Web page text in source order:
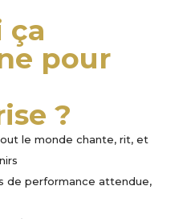
ça
pour
?
le monde chante, rit, et
de performance attendue,